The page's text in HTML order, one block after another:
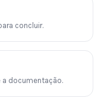
concluir.
a documentação.